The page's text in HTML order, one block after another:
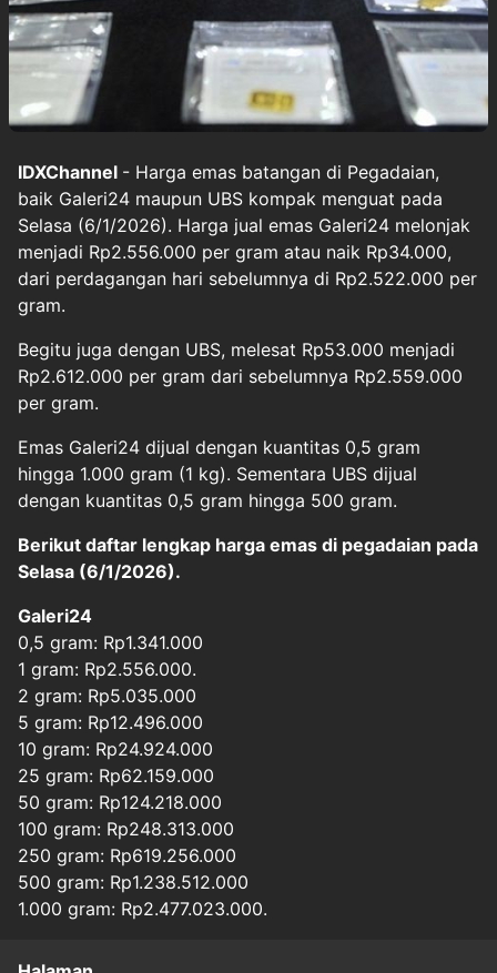
IDXChannel - Harga emas batangan di Pegadaian,
baik Galeri24 maupun UBS kompak menguat pada
Selasa (6/1/2026). Harga jual emas Galeri24 melonjak
menjadi Rp2.556.000 per gram atau naik Rp34.000,
dari perdagangan hari sebelumnya di Rp2.522.000 per
gram.
Begitu juga dengan UBS, melesat Rp53.000 menjadi
Rp2.612.000 per gram dari sebelumnya Rp2.559.000
per gram.
‎Emas Galeri24 dijual dengan kuantitas 0,5 gram
hingga 1.000 gram (1 kg). Sementara UBS dijual
dengan kuantitas 0,5 gram hingga 500 gram.
Berikut daftar lengkap harga emas di pegadaian pada
Selasa (6/1/2026).
Galeri24
0,5 gram: Rp1.341.000
1 gram: Rp2.556.000.
2 gram: Rp5.035.000
5 gram: Rp12.496.000
10 gram: Rp24.924.000
25 gram: Rp62.159.000
50 gram: Rp124.218.000
100 gram: Rp248.313.000
250 gram: Rp619.256.000
500 gram: Rp1.238.512.000
1.000 gram: Rp2.477.023.000.